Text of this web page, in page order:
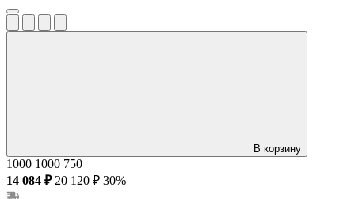
В корзину
1000 1000 750
14 084 ₽ 20 120 ₽ 30%